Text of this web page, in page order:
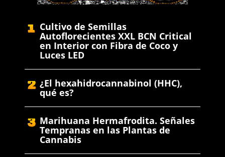
Cultivo de Semillas
Autoflorecientes XXL BCN Critical
en Interior con Fibra de Coco y
Luces LED
¿El hexahidrocannabinol (HHC),
qué es?
Marihuana Hermafrodita. Señales
Tempranas en las Plantas de
Cannabis